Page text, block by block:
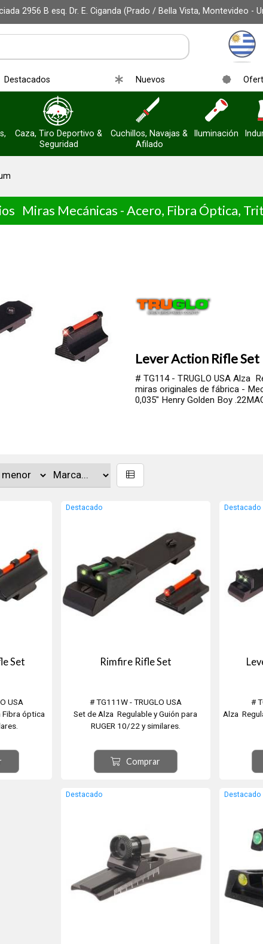
2956 B esq. Dr. E. Ciganda (Prado / Bella Vista, Montevideo -
Destacados Nuevos
Caza, Tiro Deportivo &
Seguridad
Cuchillos, Navajas &
Afilado
Iluminación
Miras Mecánicas - Acero, Fibra Óptica,
Lever Action Rifle Set
# TG114 - TRUGLO USA Alza
miras originales de fábrica -
0,035" Henry Golden Boy
Set
USA
Fibra óptica
acero
Destacado
Rimfire Rifle Set
# TG111W - TRUGLO USA
Set de Alza Regulable y Guión para
RUGER 10/22 y similares.
SET
Comprar
Destacado
#
Alza
-
-
Henry
Destacado Destacado